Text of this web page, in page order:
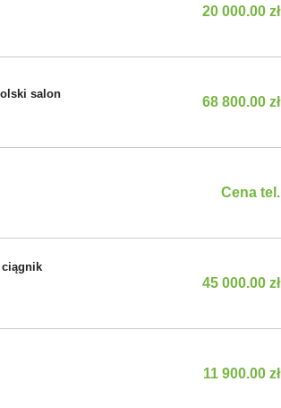
20 000.00 zł
salon
68 800.00 zł
Cena tel.
ciągnik
45 000.00 zł
11 900.00 zł